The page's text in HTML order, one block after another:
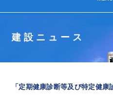
建設ニュース
「定期健康診断等及び特定健